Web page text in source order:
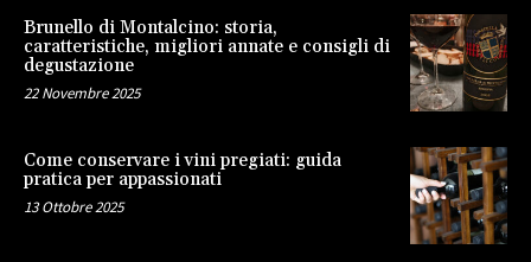
Brunello di Montalcino: storia,
caratteristiche, migliori annate e consigli di
degustazione
22 Novembre 2025
Come conservare i vini pregiati: guida
pratica per appassionati
13 Ottobre 2025